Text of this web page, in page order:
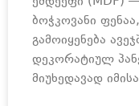
ბოჭკოვანი
გამოიყენება
დეკორატიულ
მიუხედავად